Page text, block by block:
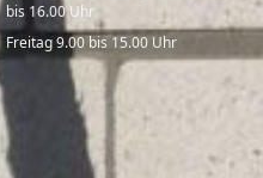
bis 16.00 Uhr
Freitag 9.00 bis 15.00 Uhr